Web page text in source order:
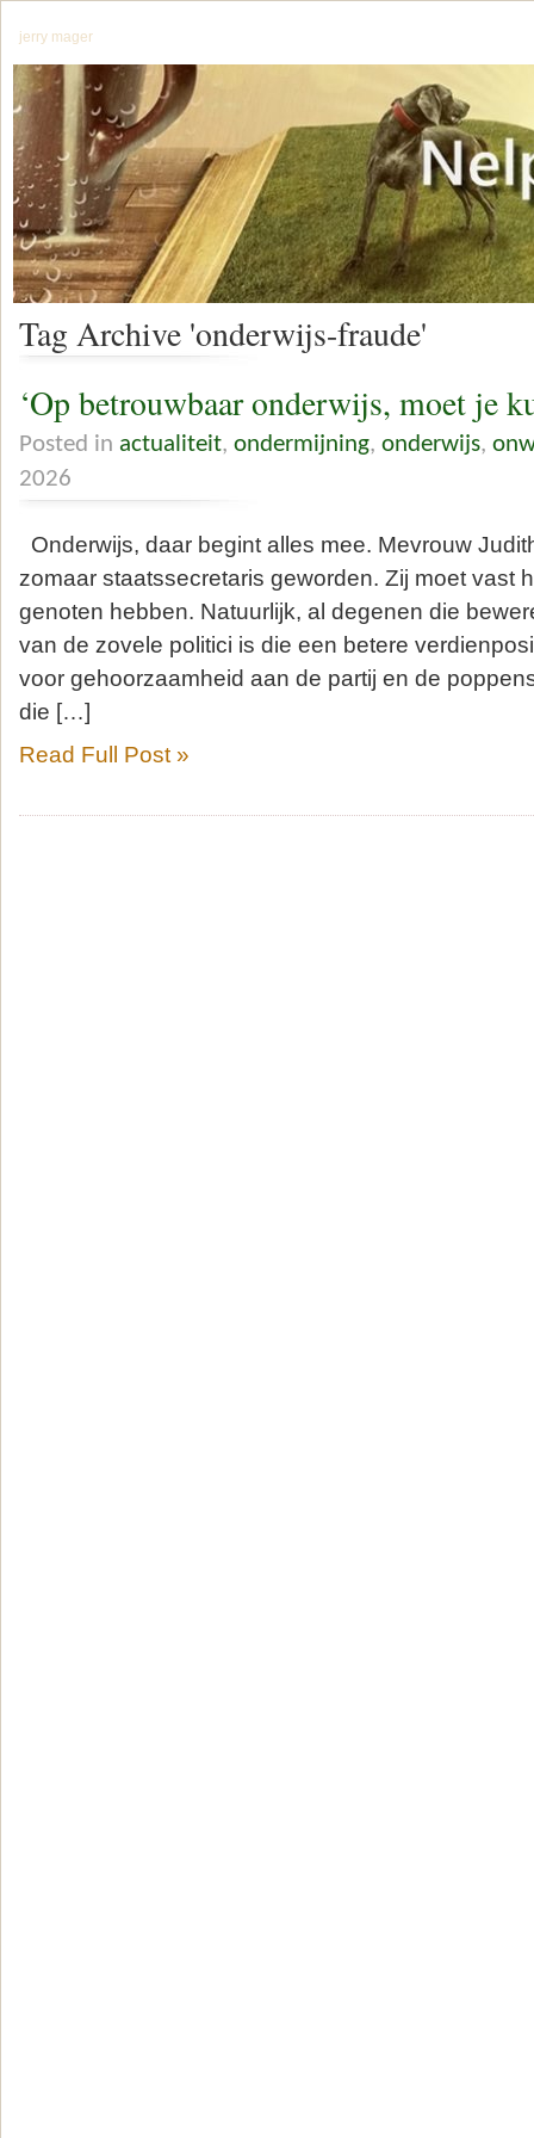
jerry mager
Tag Archive 'onderwijs-fraude'
‘Op betrouwbaar onderwijs, moet je
Posted in actualiteit, ondermijning, onderwijs,
2026
Onderwijs, daar begint alles mee. Mevrouw
zomaar staatssecretaris geworden. Zij moet vast
genoten hebben. Natuurlijk, al degenen die
van de zovele politici is die een betere
voor gehoorzaamheid aan de partij en de
die […]
Read Full Post »